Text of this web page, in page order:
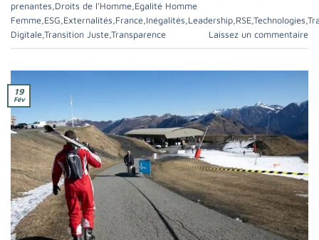
prenantes,Droits de l’Homme,Egalité Homme
Femme,ESG,Externalités,France,Inégalités,Leadership,RSE,Technologies,
Digitale,Transition Juste,Transparence Laissez un commentaire
19
Fév